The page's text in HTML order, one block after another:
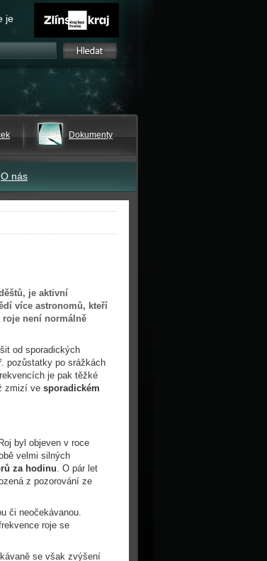
je
Dokumenty
O nás
je aktivní
více astronomů, kteří
roje není normálně
od sporadických
pozůstatky po srážkách
je pak těžké
zmizí ve sporadickém
byl objeven v roce
velmi silných
za hodinu. O pár let
z pozorování ze
či neočekávanou.
roje se
se však zvýšení